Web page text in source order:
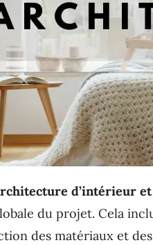
d’intérieur
du projet. Cela
des matériaux et